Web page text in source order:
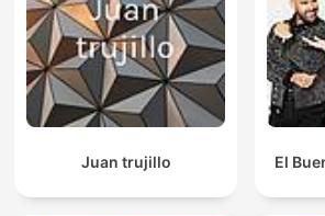
Juan trujillo El